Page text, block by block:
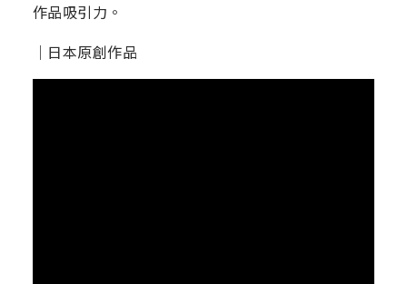
作品吸引力。
｜日本原創作品